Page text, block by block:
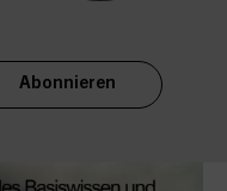
Abonnieren